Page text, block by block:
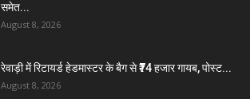
समेत...
August 8, 2026
रेवाड़ी में रिटायर्ड हेडमास्टर के बैग से ₹74 हजार गायब, पोस्ट...
August 8, 2026